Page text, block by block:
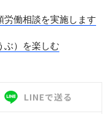
労働相談を実施します
）を楽しむ
LINEで送る